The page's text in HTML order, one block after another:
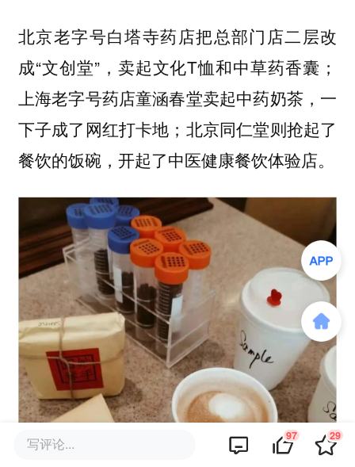
北京老字号白塔寺药店把总部门店二层改
成“文创堂”，卖起文化T恤和中草药香囊；
上海老字号药店童涵春堂卖起中药奶茶，一
下子成了网红打卡地；北京同仁堂则抢起了
餐饮的饭碗，开起了中医健康餐饮体验店。
写评论... 97 29